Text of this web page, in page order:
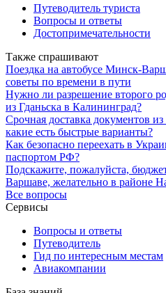
Путеводитель туриста
Вопросы и ответы
Достопримечательности
Также спрашивают
Поездка на автобусе Минск-
советы по времени в пути
Нужно ли разрешение второго
из Гданьска в Калининград?
Срочная доставка документов
какие есть быстрые варианты?
Как безопасно переехать в
паспортом РФ?
Подскажите, пожалуйста,
Варшаве, желательно в районе
Все вопросы
Сервисы
Вопросы и ответы
Путеводитель
Гид по интересным местам
Авиакомпании